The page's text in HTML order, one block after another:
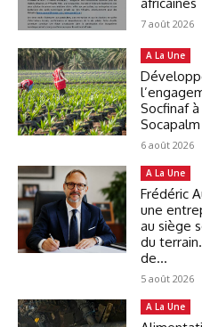
7 août 2026
A La Une
Socfinaf
Socapalm
6 août 2026
A La Une
Frédéric
une
au siège
du
de...
5 août 2026
A La Une